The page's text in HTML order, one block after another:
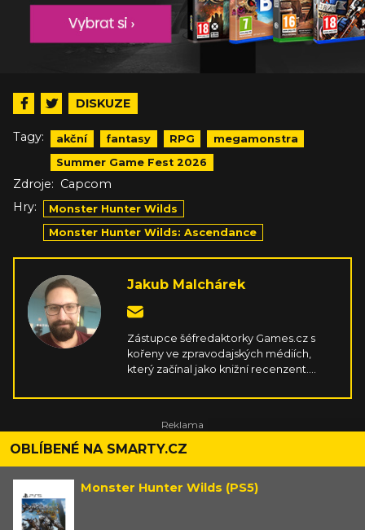
DISKUZE
Tagy: akční fantasy RPG
megamonstra
Summer Game Fest 2026
Zdroje: Capcom
Hry:
Monster Hunter Wilds
Monster Hunter Wilds: Ascendance
Jakub Malchárek
Zástupce šéfredaktorky Games.cz s
kořeny ve zpravodajských médiích,
který začínal jako knižní recenzent.
příběhů a singleplayerových her
Rád se vzteká u soulsovek, uklidňuje v
otevřených světech, hraje si na někoho
dobrou skotskou.
OBLÍBENÉ NA SMARTY.CZ
Monster Hunter Wilds (PS5)